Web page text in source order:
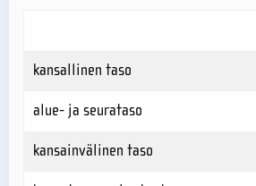
kansallinen taso
alue- ja seurataso
kansainvälinen taso